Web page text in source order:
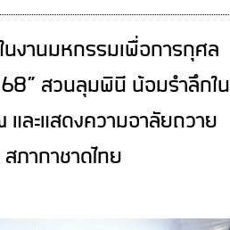
งานมหกรรมเพื่อการกุศล
สวนลุมพินี น้อมรำลึกใน
ละแสดงความอาลัยถวาย
ภากาชาดไทย